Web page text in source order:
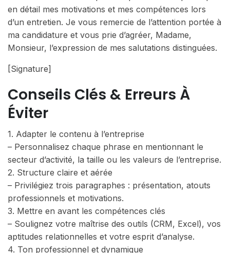
en détail mes motivations et mes compétences lors
d’un entretien. Je vous remercie de l’attention portée à
ma candidature et vous prie d’agréer, Madame,
Monsieur, l’expression de mes salutations distinguées.
[Signature]
Conseils Clés & Erreurs À
Éviter
1. Adapter le contenu à l’entreprise
– Personnalisez chaque phrase en mentionnant le
secteur d’activité, la taille ou les valeurs de l’entreprise.
2. Structure claire et aérée
– Privilégiez trois paragraphes : présentation, atouts
professionnels et motivations.
3. Mettre en avant les compétences clés
– Soulignez votre maîtrise des outils (CRM, Excel), vos
aptitudes relationnelles et votre esprit d’analyse.
4. Ton professionnel et dynamique